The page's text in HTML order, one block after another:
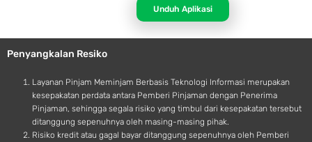
p
l
e
d
r
o
d
Unduh Aplikasi
Penyangkalan Resiko
Layanan Pinjam Meminjam Berbasis Teknologi Informasi merupakan
kesepakatan perdata antara Pemberi Pinjaman dengan Penerima
Pinjaman, sehingga segala risiko yang timbul dari kesepakatan tersebut
ditanggung sepenuhnya oleh masing-masing pihak.
Risiko kredit atau gagal bayar ditanggung sepenuhnya oleh Pemberi